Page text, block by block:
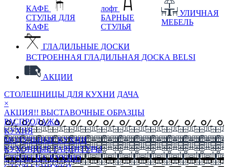
КАФЕ
СТУЛЬЯ ДЛЯ
КАФЕ
лофт
БАРНЫЕ
СТУЛЬЯ
УЛИЧНАЯ
МЕБЕЛЬ
ГЛАДИЛЬНЫЕ ДОСКИ
ВСТРОЕННАЯ ГЛАДИЛЬНАЯ ДОСКА BELSI
АКЦИИ
СТОЛЕШНИЦЫ ДЛЯ КУХНИ ДАЧА
×
АКЦИЯ!! ВЫСТАВОЧНЫЕ ОБРАЗЦЫ
РАСПРОДАЖА
КУХНЯ
МОДУЛЬНЫЕ КУХНИ
КУХОННЫЕ ГАРНИТУРЫ
СТОЛЫ НА КУХНЮ